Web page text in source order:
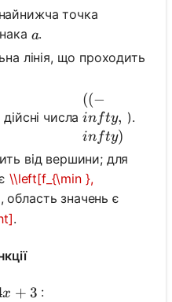
точка
a
a.
лінія, що проходить
числа
((-\\infty,
((−
infty,
infty)
).
від вершини; для
\\left[f_{\min },
, область значень є
.
x + 3 :